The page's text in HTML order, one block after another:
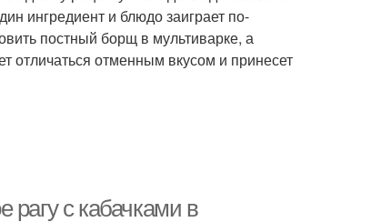
ингредиент и блюдо заиграет по-
постный борщ в мультиварке, а
отличаться отменным вкусом и принесет
рагу с кабачками в